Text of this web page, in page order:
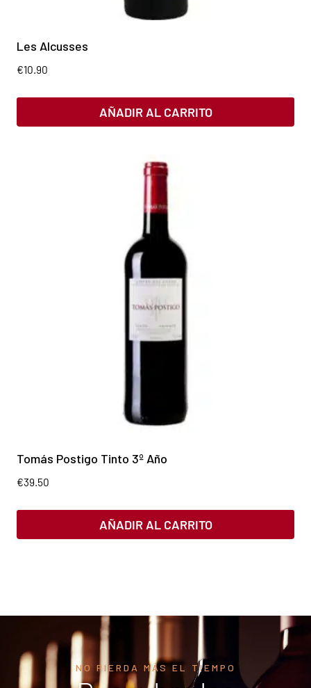
Les Alcusses
€10.90
AÑADIR AL CARRITO
Tomás Postigo Tinto 3º Año
€39.50
AÑADIR AL CARRITO
NO PIERDA MÁS EL TIEMPO